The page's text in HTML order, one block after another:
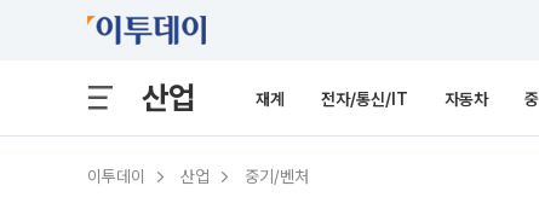
산업 재계 전자/통신/IT 자동차
이투데이 산업 중기/벤처